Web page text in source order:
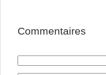
Commentaires